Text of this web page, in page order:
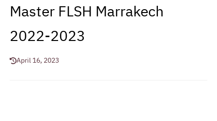
Master FLSH Marrakech
2022-2023
April 16, 2023